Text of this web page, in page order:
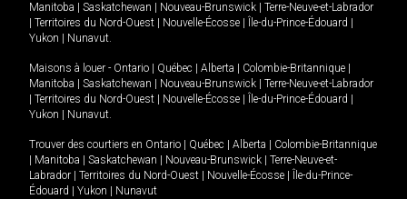
Manitoba
Saskatchewan Nouveau-Brunswick
Terre-Neuve-et-Labrador
Territoires du Nord-Ouest Nouvelle-Écosse Île-du-Prince-Édouard
Yukon
Nunavut.
Maisons à louer - Ontario Québec Alberta Colombie-Britannique
Manitoba
Saskatchewan Nouveau-Brunswick
Terre-Neuve-et-Labrador
Territoires du Nord-Ouest Nouvelle-Écosse Île-du-Prince-Édouard
Yukon
Nunavut.
Trouver des courtiers en Ontario Québec Alberta
Colombie-Britannique
Manitoba Saskatchewan Nouveau-Brunswick
Terre-Neuve-et-
Labrador
Territoires du Nord-Ouest Nouvelle-Écosse
Île-du-Prince-
Édouard
Yukon Nunavut